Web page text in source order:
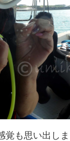
覚も思い出し